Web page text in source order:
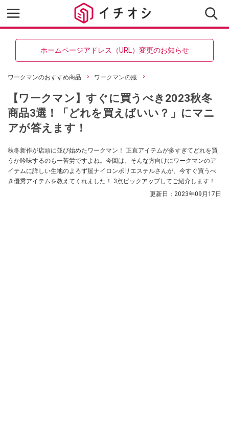
ホームページアドレス（URL）変更のお知らせ
ワークマンのおすすめ商品 ワークマンの服
【ワークマン】すぐに買うべき2023秋冬
商品3選！「どれを買えばいい？」にマニ
アが答えます！
秋冬新作が店頭に並び始めたワークマン！ 正直アイテムが多すぎてどれを買
うか吟味するのも一苦労ですよね。今回は、そんな方向けにワークマンのア
イテムに詳しい生地のよろず屋ナイロンポリエステルさんが、今すぐ買うべ
き優秀アイテムを教えてくれました！ 3点ピックアップしてご紹介します！
更新日： 2023年09月17日